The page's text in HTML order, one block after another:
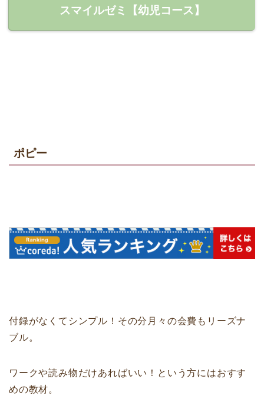
スマイルゼミ【幼児コース】
ポピー
付録がなくてシンプル！その分月々の会費もリーズナ
ブル。
ワークや読み物だけあればいい！という方にはおすす
めの教材。